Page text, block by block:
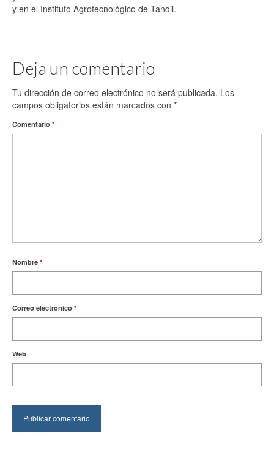
y en el Instituto Agrotecnológico de Tandil.
Deja un comentario
Tu dirección de correo electrónico no será publicada. Los
campos obligatorios están marcados con *
Comentario *
Nombre *
Correo electrónico *
Web